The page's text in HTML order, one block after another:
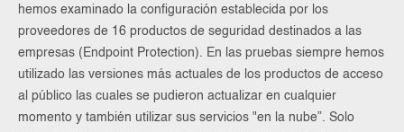
hemos examinado la configuración establecida por los
proveedores de 16 productos de seguridad destinados a las
empresas (Endpoint Protection). En las pruebas siempre hemos
utilizado las versiones más actuales de los productos de acceso
al público las cuales se pudieron actualizar en cualquier
momento y también utilizar sus servicios "en la nube”. Solo